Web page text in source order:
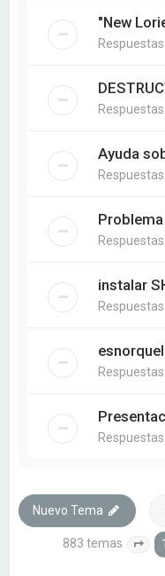
"New
Respuestas:
Ayuda
Respuestas:
Problema
Respuestas:
instalar
Respuestas:
Nuevo Tema
883 temas 1